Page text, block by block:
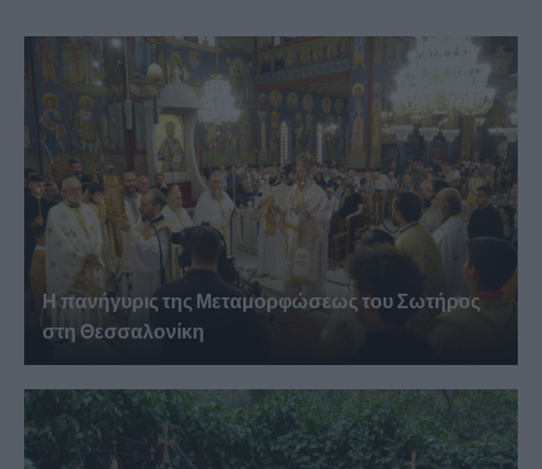
Η πανήγυρις της Μεταμορφώσεως του Σωτήρος
στη Θεσσαλονίκη